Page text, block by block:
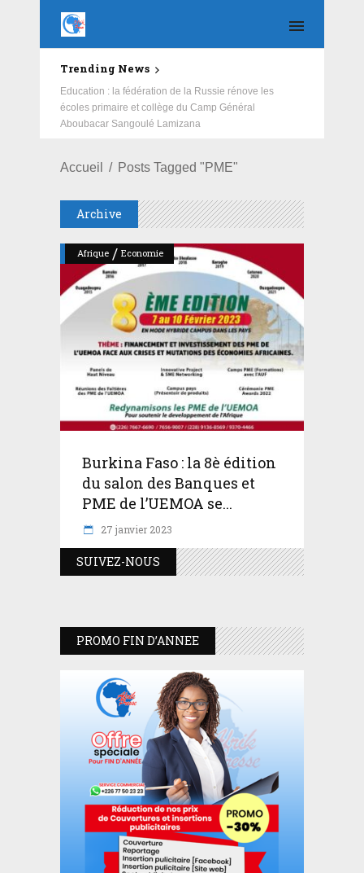
Trending News
Education : la fédération de la Russie rénove les
écoles primaire et collège du Camp Général
Aboubacar Sangoulé Lamizana
Accueil Posts Tagged "PME"
Archive
Afrique / Economie
Burkina Faso : la 8è édition
du salon des Banques et
PME de l’UEMOA se...
27 janvier 2023
SUIVEZ-NOUS
PROMO FIN D’ANNEE